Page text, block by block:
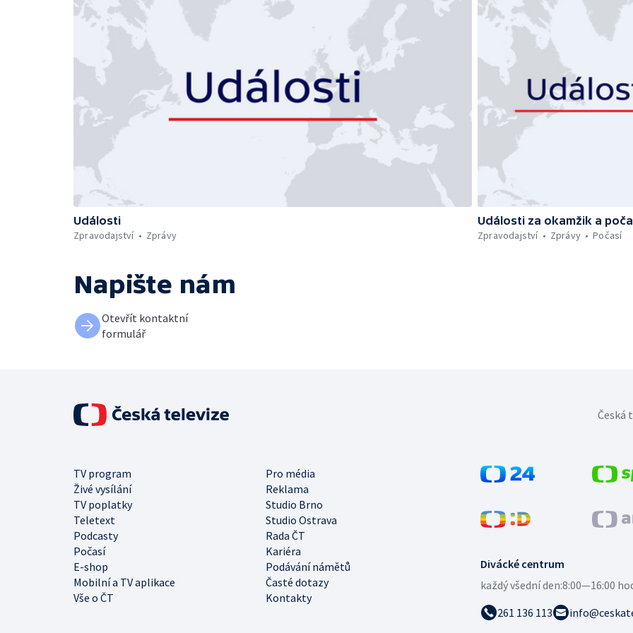
Události
Zpravodajství
Zprávy
Události za okamžik a
Zpravodajství
Zprávy Počasí
Napište nám
Otevřít kontaktní
formulář
Divácké centrum
každý všední den:8:00—16:00
261 136 113
TV program
Pro média
Živé vysílání
Reklama
TV poplatky
Studio Brno
Teletext
Studio Ostrava
Podcasty
Rada ČT
Počasí
Kariéra
E-shop
Podávání námětů
Mobilní a TV aplikace
Časté dotazy
Vše o ČT
Kontakty
Česká